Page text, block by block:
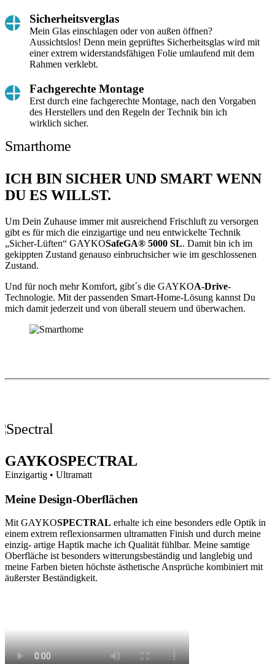
Sicherheitsverglas
Mein Glas einschlagen oder von außen öffnen?
Aussichtslos! Denn mein geprüftes Sicherheitsglas wird mit
einer extrem widerstandsfähigen Folie umlaufend mit dem
Rahmen verklebt.
Fachgerechte Montage
Erst durch eine fachgerechte Montage, nach den Vorgaben
des Herstellers und den Regeln der Technik bin ich
wirklich sicher.
ICH BIN SICHER UND SMART WENN
DU ES WILLST.
Um Dein Zuhause immer mit ausreichend Frischluft zu versorgen
gibt es für mich die einzigartige und neu entwickelte Technik
„Sicher-Lüften“ GAYKOSafeGA® 5000 SL. Damit bin ich im
gekippten Zustand genauso einbruchsicher wie im geschlossenen
Zustand.
Und für noch mehr Komfort, gibt´s die GAYKOA-Drive-
Technologie. Mit der passenden Smart-Home-Lösung kannst Du
mich damit jederzeit und von überall steuern und überwachen.
GAYKOSPECTRAL
Einzigartig • Ultramatt
Meine Design-Oberflächen
Mit GAYKOSPECTRAL erhalte ich eine besonders edle Optik in
einem extrem reflexionsarmen ultramatten Finish und durch meine
einzig- artige Haptik mache ich Qualität fühlbar. Meine samtige
Oberfläche ist besonders witterungsbeständig und langlebig und
meine Farben bieten höchste ästhetische Ansprüche kombiniert mit
äußerster Beständigkeit.